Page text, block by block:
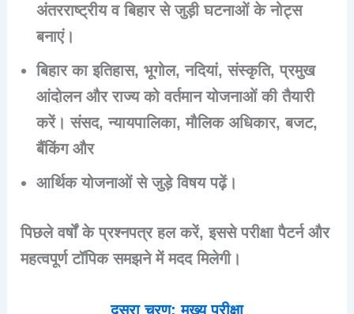
अंतरराष्ट्रीय व बिहार से जुड़ी घटनाओं के नोट्स
बनाएं।
बिहार का इतिहास, भूगोल, नदियां, संस्कृति, प्रमुख
आंदोलन और राज्य को वर्तमान योजनाओं की तैयारी
करें। संसद, न्यायपालिका, मौलिक अधिकार, बजट,
बैंकिंग और
आर्थिक योजनाओं से जुड़े विषय पढ़ें।
पिछले वर्षों के प्रश्नपत्र हल करें, इससे परीक्षा पैटर्न और
महत्वपूर्ण टॉपिक समझने में मदद मिलेगी।
दूसरा चरण: मुख्य परीक्षा